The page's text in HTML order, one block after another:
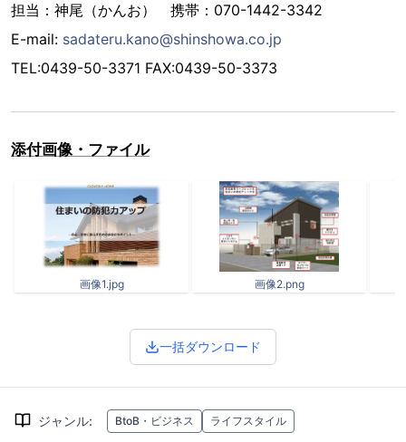
担当：神尾（かんお） 携帯：070-1442-3342
E-mail: sadateru.kano@shinshowa.co.jp
TEL:0439-50-3371 FAX:0439-50-3373
添付画像・ファイル
画像1.jpg 画像2.png
一括ダウンロード
ジャンル: BtoB・ビジネス ライフスタイル